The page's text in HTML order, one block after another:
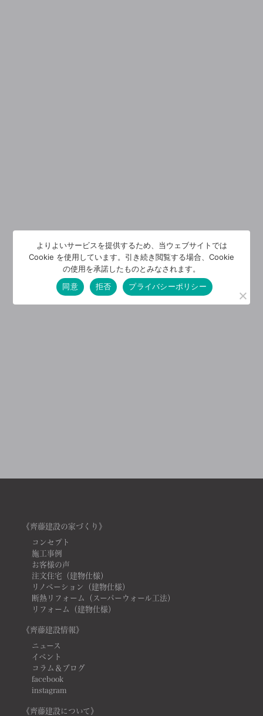
《齊藤建設の家づくり》
コンセプト
施工事例
お客様の声
注文住宅（建物仕様）
リノベーション（建物仕様）
断熱リフォーム（スーパーウォール工法）
リフォーム（建物仕様）
《齊藤建設情報》
ニュース
イベント
コラム＆ブログ
facebook
instagram
《齊藤建設について》
よりよいサービスを提供するため、当ウェブサイトでは
Cookie を使用しています。引き続き閲覧する場合、Cookie
の使用を承諾したものとみなされます。
同意
拒否 プライバシーポリシー